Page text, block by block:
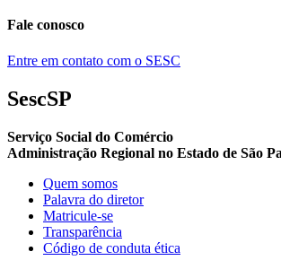
Fale conosco
Entre em contato com o SESC
SescSP
Serviço Social do Comércio
Administração Regional no Estado de São
Quem somos
Palavra do diretor
Matricule-se
Transparência
Código de conduta ética